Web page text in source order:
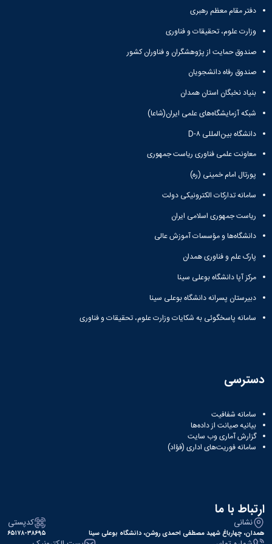
کارکنان
مصالح
آزمایشگاه
مواد
آزمایشگاه
باستان
شناسی
آزمایشگاه
ربات
و
بینایی
اولویت
طرح
های
پژوهشی
طرح
پژوهشی
سال
1398
نشریات
معاونت
پژوهش
و
فرهنگی
پلیس
نشریات
علمی
معتبر
کارگروه
اخلاق
در
کرسی
نظریه
پردازی
دانشگاه
های
هیات
علمی
سایر
آیین
نامه
ها
دفتر مقام معظم رهبری
وزارت علوم، تحقیقات و فناوری
صندوق حمایت از پژوهشگران و فناوران کشور
صندوق رفاه دانشجویان
بنیاد نخبگان استان همدان
شبکه آزمایشگاه‌های علمی ایران(شاعا)
دانشگاه بین‌المللی D-۸
معاونت علمی فناوری ریاست جمهوری
پورتال امام خمینی (ره)
سامانه تدارکات الکترونیکی دولت
ریاست جمهوری اسلامی ایران
دانشگاه‌ها و مؤسسات آموزش عالی
پارک علم و فناوری همدان
مرکز آپا دانشگاه بوعلی سینا
دبیرستان پسرانه دانشگاه بوعلی سینا
سامانه پاسخگوئی به شکایات وزارت علوم، تحقیقات و فناوری
دسترسی
سامانه شفافیت
بیانیه صیانت از داده‌ها
گزارش آماری وب‌ سایت
سامانه فوریت‌های اداری (فؤاد)
ارتباط با ما
نشانی
همدان، چهارباغ شهید مصطفی احمدی روشن، دانشگاه بوعلی سینا
کدپستی
۶۵۱۷۸-۳۸۶۹۵